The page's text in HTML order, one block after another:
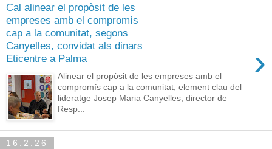
Cal alinear el propòsit de les
empreses amb el compromís
cap a la comunitat, segons
Canyelles, convidat als dinars
Eticentre a Palma
›
Alinear el propòsit de les empreses amb el
compromís cap a la comunitat, element clau del
lideratge Josep Maria Canyelles, director de
Resp...
16.2.26